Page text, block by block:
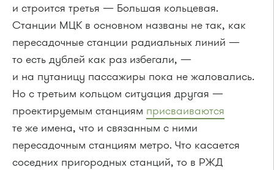
и строится третья — Большая кольцевая.
Станции МЦК в основном названы не так, как
пересадочные станции радиальных линий —
то есть дублей как раз избегали, —
и на путаницу пассажиры пока не жаловались.
Но с третьим кольцом ситуация другая —
проектируемым станциям присваиваются
те же имена, что и связанным с ними
пересадочным станциям метро. Что касается
соседних пригородных станций, то в РЖД